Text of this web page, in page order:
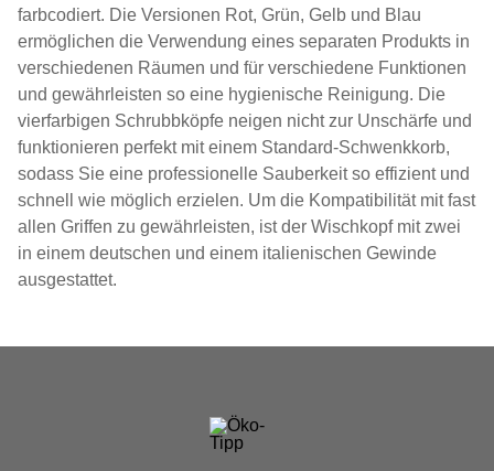
farbcodiert. Die Versionen Rot, Grün, Gelb und Blau
ermöglichen die Verwendung eines separaten Produkts in
verschiedenen Räumen und für verschiedene Funktionen
und gewährleisten so eine hygienische Reinigung. Die
vierfarbigen Schrubbköpfe neigen nicht zur Unschärfe und
funktionieren perfekt mit einem Standard-Schwenkkorb,
sodass Sie eine professionelle Sauberkeit so effizient und
schnell wie möglich erzielen. Um die Kompatibilität mit fast
allen Griffen zu gewährleisten, ist der Wischkopf mit zwei
in einem deutschen und einem italienischen Gewinde
ausgestattet.